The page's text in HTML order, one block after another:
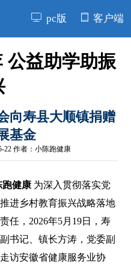
pc版 客户端
公益助学助振
向寿县大顺镇捐赠
基金
22 作者：小陈跑健康
跑健康 为深入贯彻落实党
进乡村教育振兴战略落地
任，2026年5月19日，寿
书记、镇长方涛，党委副
访安徽省健康服务业协